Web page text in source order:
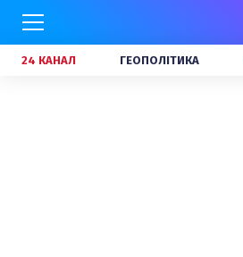
24 КАНАЛ ГЕОПОЛІТИКА